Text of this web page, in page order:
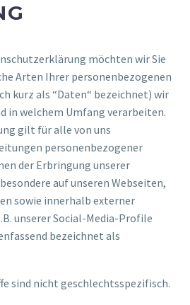
möchten wir Sie
Arten Ihrer personenbezogenen
kurz als “Daten“ bezeichnet) wir
in welchem Umfang verarbeiten.
gilt für alle von uns
personenbezogener
der Erbringung unserer
auf unseren Webseiten,
sowie innerhalb externer
unserer Social-Media-Profile
bezeichnet als
sind nicht geschlechtsspezifisch.